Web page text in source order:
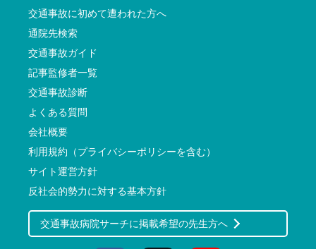
交通事故に初めて遭われた方へ
通院先検索
交通事故ガイド
記事監修者一覧
交通事故診断
よくある質問
会社概要
利用規約（プライバシーポリシーを含む）
サイト運営方針
反社会的勢力に対する基本方針
交通事故病院サーチに掲載希望の先生方へ